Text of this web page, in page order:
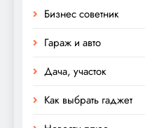
Бизнес советник
Гараж и авто
Дача, участок
Как выбрать гаджет